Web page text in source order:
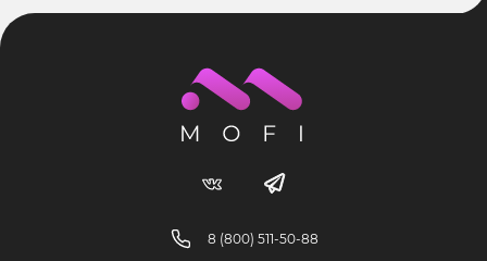
8 (800) 511-50-88